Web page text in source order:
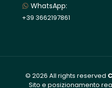
WhatsApp:
+39 3662197861
© 2026 All rights reserved
Sito e posizionamento